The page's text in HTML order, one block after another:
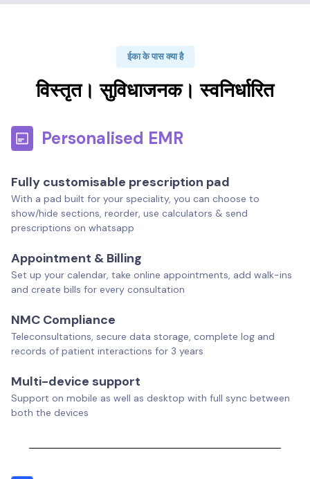
ईका के पास क्या है
विस्तृत। सुविधाजनक। स्वनिर्धारित
Personalised EMR
Fully customisable prescription pad
With a pad built for your speciality, you can choose to
show/hide sections, reorder, use calculators & send
prescriptions on whatsapp
Appointment & Billing
Set up your calendar, take online appointments, add walk-ins
and create bills for every consultation
NMC Compliance
Teleconsultations, secure data storage, complete log and
records of patient interactions for 3 years
Multi-device support
Support on mobile as well as desktop with full sync between
both the devices